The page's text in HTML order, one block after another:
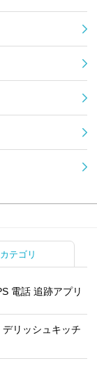
テゴリ
電話 追跡アプリ
リッシュキッチ